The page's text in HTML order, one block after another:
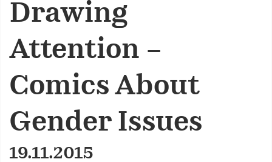
Drawing
Attention –
Comics About
Gender Issues
19.11.2015